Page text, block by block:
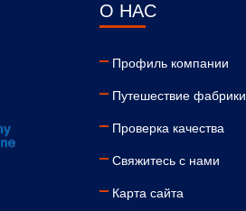
О НАС
Профиль компании
Путешествие фабрики
Проверка качества
Свяжитесь с нами
Карта сайта